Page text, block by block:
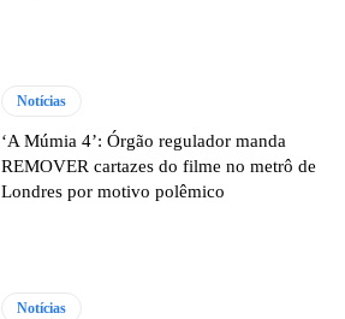
Notícias
‘A Múmia 4’: Órgão regulador manda
REMOVER cartazes do filme no metrô de
Londres por motivo polêmico
Notícias